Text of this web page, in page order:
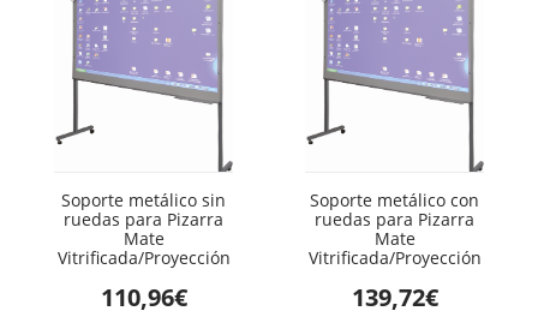
Soporte metálico sin
ruedas para Pizarra
Mate
Vitrificada/Proyección
110,96€
Soporte metálico con
ruedas para Pizarra
Mate
Vitrificada/Proyección
139,72€